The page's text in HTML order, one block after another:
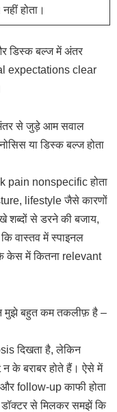
होता।
डिस्क बल्ज में अंतर
expectations clear
से जुड़े आम सवाल
या डिस्क बल्ज होता
pain nonspecific होता
lifestyle जैसे कारणों
शब्दों से डरने की बजाय,
वास्तव में स्पाइनल
केस में कितना relevant
मुझे बहुत कम तकलीफ़ है –
दिखता है, लेकिन
के बराबर होते हैं। ऐसे में
follow-up काफी होता
डॉक्टर से मिलकर समझें कि